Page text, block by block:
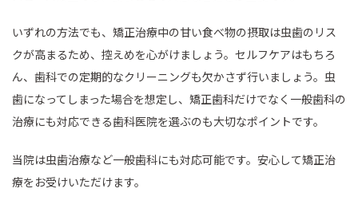
いずれの方法でも、矯正治療中の甘い食べ物の摂取は虫歯のリス
クが高まるため、控えめを心がけましょう。セルフケアはもちろ
ん、歯科での定期的なクリーニングも欠かさず行いましょう。虫
歯になってしまった場合を想定し、矯正歯科だけでなく一般歯科の
治療にも対応できる歯科医院を選ぶのも大切なポイントです。
当院は虫歯治療など一般歯科にも対応可能です。安心して矯正治
療をお受けいただけます。